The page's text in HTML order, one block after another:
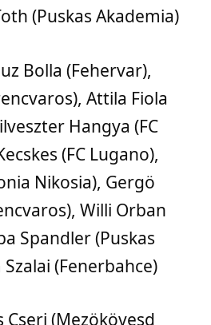
(Puskas Akademia)
Bolla (Fehervar),
Attila Fiola
Hangya (FC
(FC Lugano),
Nikosia), Gergö
Willi Orban
Spandler (Puskas
(Fenerbahce)
(Mezökövesd